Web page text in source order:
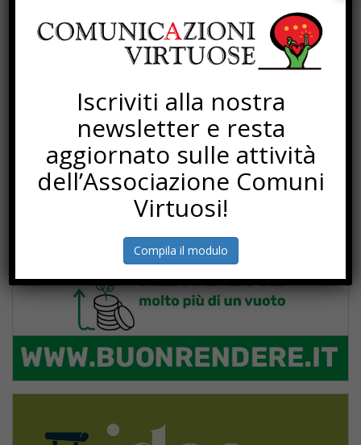
PROGETTI
Iscriviti alla nostra
newsletter e resta
aggiornato sulle attività
dell’Associazione Comuni
Virtuosi!
Compila il modulo